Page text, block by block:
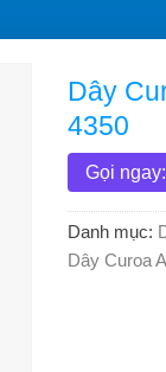
Dây
4350
Gọi
Danh mục:
Dây Curoa